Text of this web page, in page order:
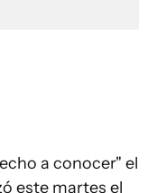
a conocer" el
este martes el